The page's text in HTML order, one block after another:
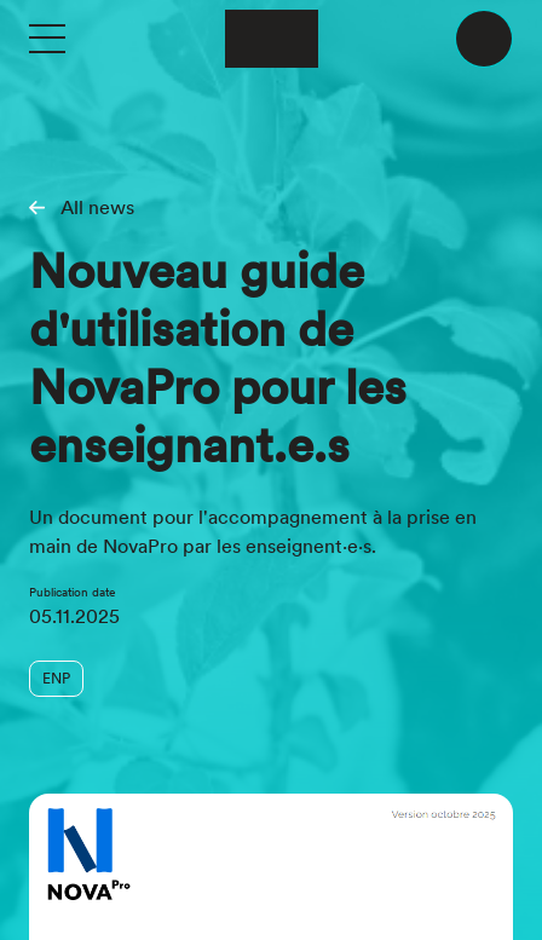
All news
Nouveau guide
d'utilisation de
NovaPro pour les
enseignant.e.s
Un document pour l'accompagnement à la prise en
main de NovaPro par les enseignent·e·s.
Publication date
05.11.2025
ENP